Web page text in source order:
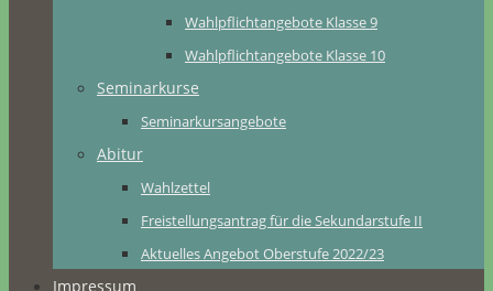
Wahlpflichtangebote Klasse 9
Wahlpflichtangebote Klasse 10
Seminarkurse
Seminarkursangebote
Abitur
Wahlzettel
Freistellungsantrag für die Sekundarstufe II
Aktuelles Angebot Oberstufe 2022/23
Impressum